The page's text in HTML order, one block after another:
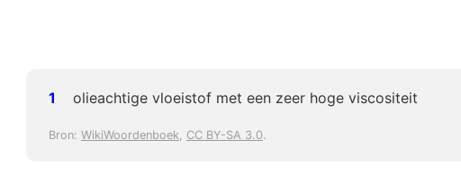
olieachtige vloeistof met een zeer hoge viscositeit
Bron: WikiWoordenboek, CC BY-SA 3.0.